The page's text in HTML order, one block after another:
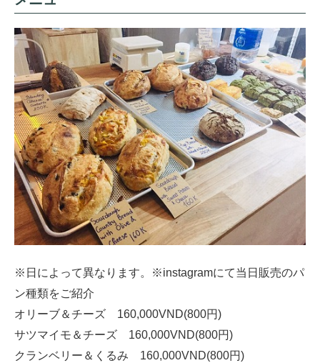
※日によって異なります。※instagramにて当日販売のパ
ン種類をご紹介
オリーブ＆チーズ 160,000VND(800円)
サツマイモ＆チーズ 160,000VND(800円)
クランベリー＆くるみ 160,000VND(800円)